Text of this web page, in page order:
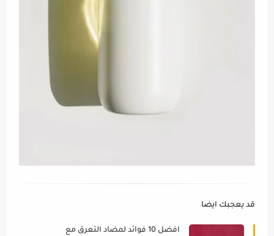
قد يعجبك ايضا
افضل 10 فوائد لمضاد التعرق مع